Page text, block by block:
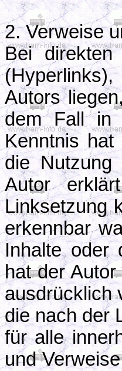
2. Verweise
Bei direkten
Autors
dem Fall in
Kenntnis
die Nutzung
Autor
Linksetzung
erkennbar
Inhalte oder
hat der
ausdrücklich
die nach der
für alle
und